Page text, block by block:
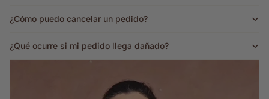
¿Cómo puedo cancelar un pedido?
¿Qué ocurre si mi pedido llega dañado?